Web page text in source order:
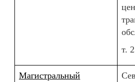
т.
Магистральный